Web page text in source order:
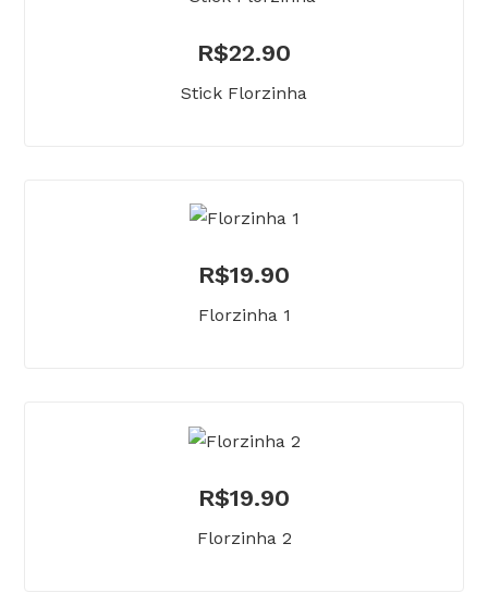
R$22.90
Stick Florzinha
R$19.90
Florzinha 1
R$19.90
Florzinha 2